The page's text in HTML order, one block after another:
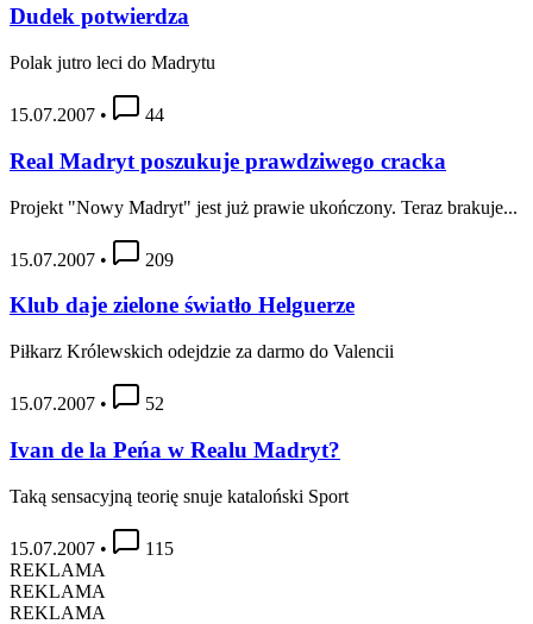
Dudek potwierdza
Polak jutro leci do Madrytu
15.07.2007 • 44
Real Madryt poszukuje prawdziwego cracka
Projekt "Nowy Madryt" jest już prawie ukończony. Teraz brakuje...
15.07.2007 • 209
Klub daje zielone światło Helguerze
Piłkarz Królewskich odejdzie za darmo do Valencii
15.07.2007 • 52
Ivan de la Peńa w Realu Madryt?
Taką sensacyjną teorię snuje kataloński Sport
15.07.2007 •
115
REKLAMA
REKLAMA
REKLAMA